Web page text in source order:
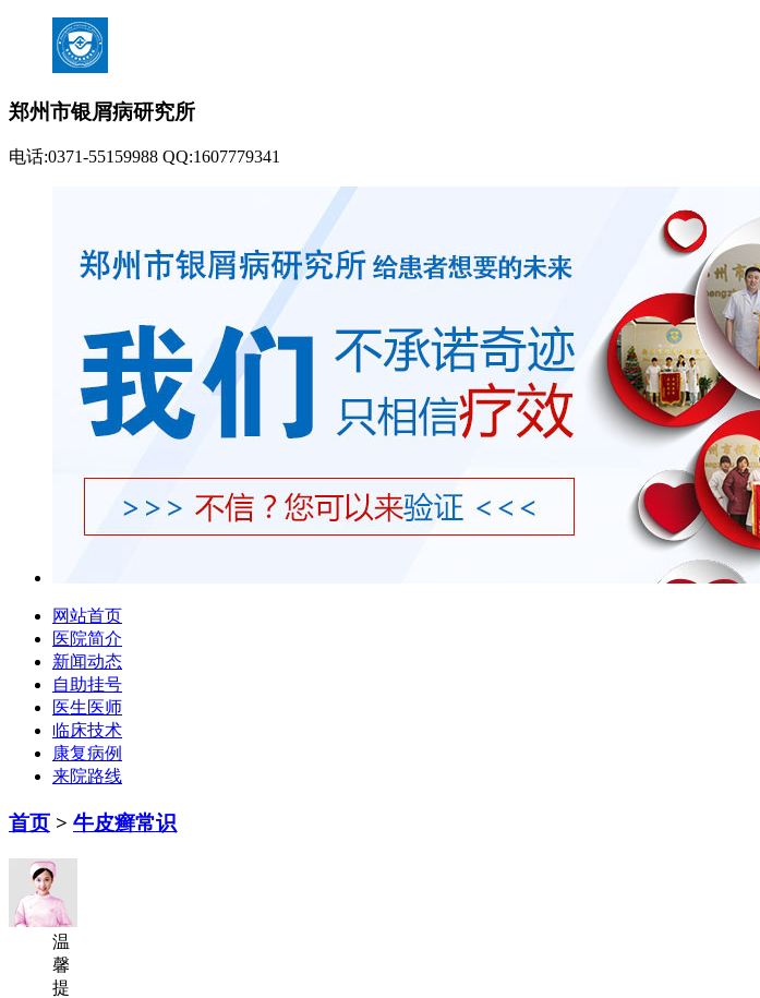
郑州市银屑病研究所
电话:0371-55159988 QQ:1607779341
网站首页
医院简介
新闻动态
自助挂号
医生医师
临床技术
康复病例
来院路线
首页 > 牛皮癣常识
温
馨
提